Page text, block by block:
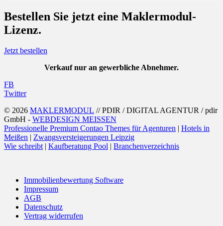
Bestellen Sie jetzt eine Maklermodul-
Lizenz.
Jetzt bestellen
Verkauf nur an gewerbliche Abnehmer.
FB
Twitter
© 2026 MAKLERMODUL // PDIR / DIGITAL AGENTUR / pdir
GmbH - WEBDESIGN MEISSEN
Professionelle Premium Contao Themes für Agenturen
Hotels in
Meißen
Zwangsversteigerungen Leipzig
Wie schreibt| Kaufberatung Pool Branchenverzeichnis
Immobilienbewertung Software
Impressum
AGB
Datenschutz
Vertrag widerrufen